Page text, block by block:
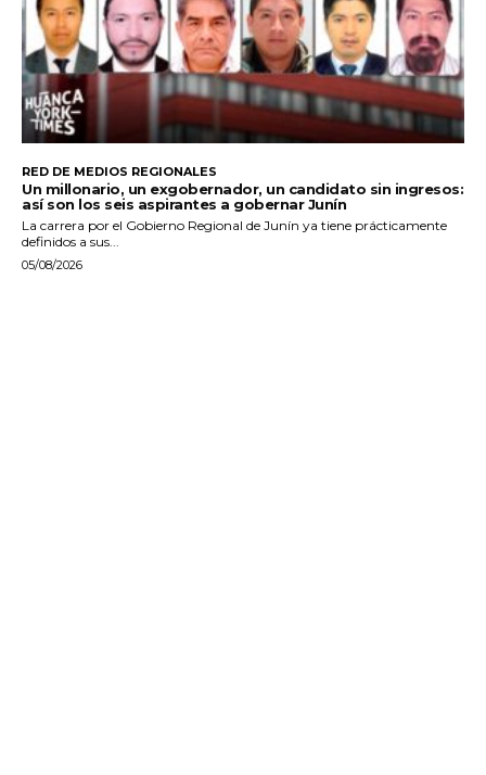
RED DE MEDIOS REGIONALES
Un millonario, un exgobernador, un candidato sin ingresos:
así son los seis aspirantes a gobernar Junín
La carrera por el Gobierno Regional de Junín ya tiene prácticamente
definidos a sus...
05/08/2026